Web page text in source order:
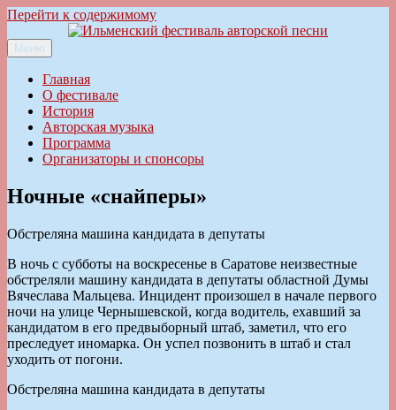
Перейти к содержимому
Ильменский фестиваль авторской песни
Меню
Главная
О фестивале
История
Авторская музыка
Программа
Организаторы и спонсоры
Ночные «снайперы»
Обстреляна машина кандидата в депутаты
В ночь с субботы на воскресенье в Саратове неизвестные
обстреляли машину кандидата в депутаты областной Думы
Вячеслава Мальцева. Инцидент произошел в начале первого
ночи на улице Чернышевской, когда водитель, ехавший за
кандидатом в его предвыборный штаб, заметил, что его
преследует иномарка. Он успел позвонить в штаб и стал
уходить от погони.
Обстреляна машина кандидата в депутаты